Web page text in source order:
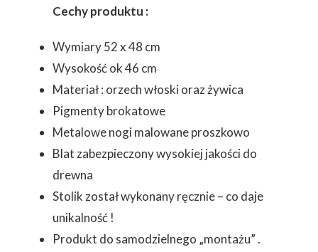
Cechy produktu :
Wymiary 52 x 48 cm
Wysokość ok 46 cm
Materiał : orzech włoski oraz żywica
Pigmenty brokatowe
Metalowe nogi malowane proszkowo
Blat zabezpieczony wysokiej jakości do
drewna
Stolik został wykonany ręcznie – co daje
unikalność !
Produkt do samodzielnego „montażu” .